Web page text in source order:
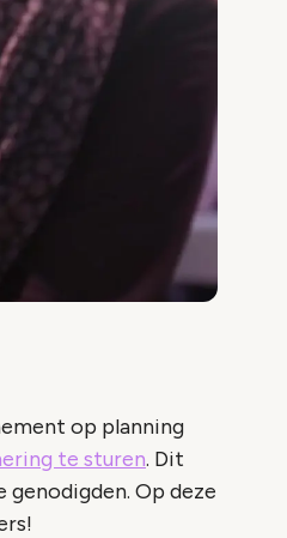
op planning
te sturen. Dit
genodigden. Op deze